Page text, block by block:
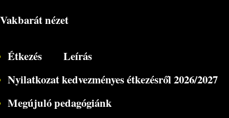
Vakbarát nézet
Étkezés
Leírás
Nyilatkozat kedvezményes étkezésről 2026/2027
Megújuló pedagógiánk